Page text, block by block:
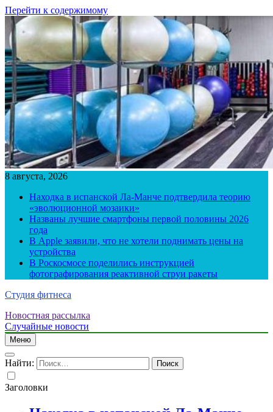
Перейти к содержимому
8 августа, 2026
Находка в испанской Ла-Манче подтвердила теорию
«эволюционной мозаики»
Названы лучшие смартфоны первой половины 2026
года
В Apple заявили, что не хотели поднимать цены на
устройства
В Роскосмосе поделились инструкцией
фотографирования реактивной струи ракеты
Студия фитнеса
Новостная рассылка
Случайные новости
Меню
Найти:
Заголовки